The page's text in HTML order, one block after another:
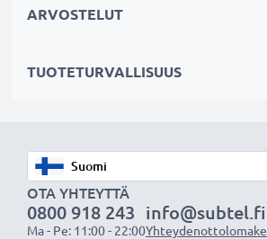
ARVOSTELUT
TUOTETURVALLISUUS
OTA YHTEYTTÄ
0800 918 243
Ma - Pe: 11:00 - 22:00
info@subtel.fi
Yhteydenottolomake